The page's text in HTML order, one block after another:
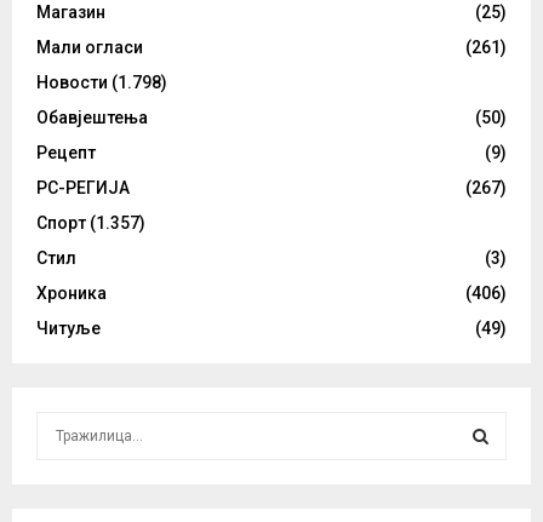
Магазин
(25)
Мали огласи
(261)
Новости (1.798)
Обавјештења
(50)
Рецепт
(9)
РС-РЕГИЈА
(267)
Спорт (1.357)
Стил
(3)
Хроника
(406)
Читуље
(49)